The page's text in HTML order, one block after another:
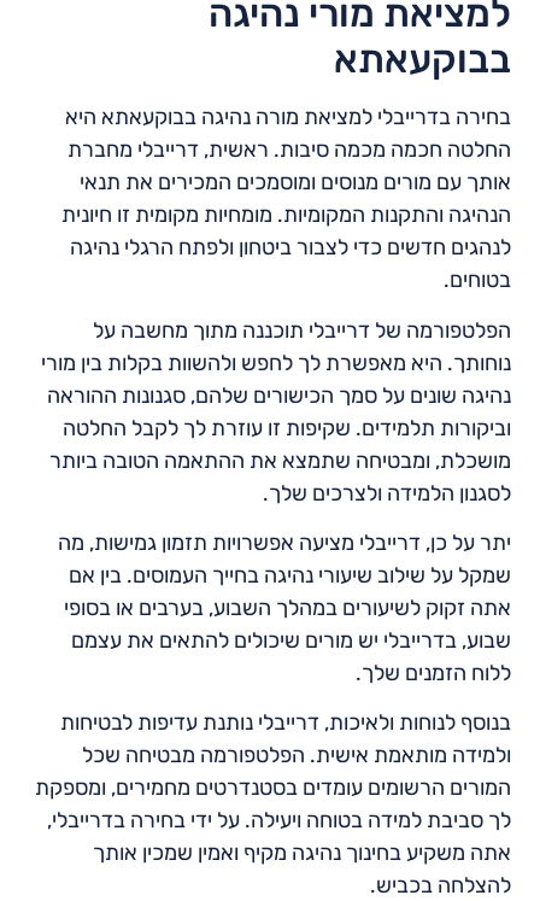
למציאת מורי נהיגה
בבוקעאתא
בחירה בדרייבלי למציאת מורה נהיגה בבוקעאתא היא
החלטה חכמה מכמה סיבות. ראשית, דרייבלי מחברת
אותך עם מורים מנוסים ומוסמכים המכירים את תנאי
הנהיגה והתקנות המקומיות. מומחיות מקומית זו חיונית
לנהגים חדשים כדי לצבור ביטחון ולפתח הרגלי נהיגה
בטוחים.
הפלטפורמה של דרייבלי תוכננה מתוך מחשבה על
נוחותך. היא מאפשרת לך לחפש ולהשוות בקלות בין מורי
נהיגה שונים על סמך הכישורים שלהם, סגנונות ההוראה
וביקורות תלמידים. שקיפות זו עוזרת לך לקבל החלטה
מושכלת, ומבטיחה שתמצא את ההתאמה הטובה ביותר
לסגנון הלמידה ולצרכים שלך.
יתר על כן, דרייבלי מציעה אפשרויות תזמון גמישות, מה
שמקל על שילוב שיעורי נהיגה בחייך העמוסים. בין אם
אתה זקוק לשיעורים במהלך השבוע, בערבים או בסופי
שבוע, בדרייבלי יש מורים שיכולים להתאים את עצמם
ללוח הזמנים שלך.
בנוסף לנוחות ולאיכות, דרייבלי נותנת עדיפות לבטיחות
ולמידה מותאמת אישית. הפלטפורמה מבטיחה שכל
המורים הרשומים עומדים בסטנדרטים מחמירים, ומספקת
לך סביבת למידה בטוחה ויעילה. על ידי בחירה בדרייבלי,
אתה משקיע בחינוך נהיגה מקיף ואמין שמכין אותך
להצלחה בכביש.